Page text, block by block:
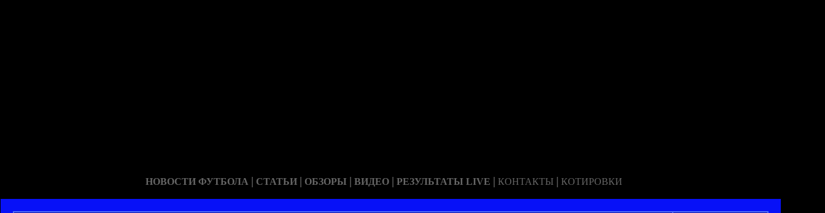
НОВОСТИ ФУТБОЛА | СТАТЬИ | ОБЗОРЫ | ВИДЕО | РЕЗУЛЬТАТЫ LIVE | КОНТАКТЫ | КОТИРОВКИ